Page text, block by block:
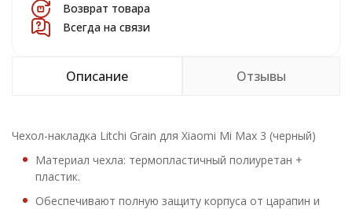
Возврат товара
Всегда на связи
Описание Отзывы
Чехол-накладка Litchi Grain для Xiaomi Mi Max 3 (черный)
Материал чехла: термопластичный полиуретан +
пластик.
Обеспечивают полную защиту корпуса от царапин и